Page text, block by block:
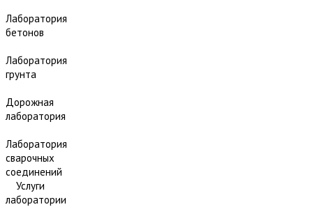
Лаборатория
бетонов
Лаборатория
грунта
Дорожная
лаборатория
Лаборатория
сварочных
соединений
Услуги
лаборатории